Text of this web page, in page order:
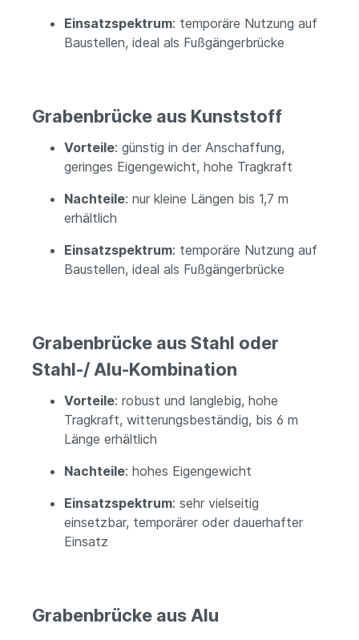
Einsatzspektrum: temporäre Nutzung auf
Baustellen, ideal als Fußgängerbrücke
Grabenbrücke aus Kunststoff
Vorteile: günstig in der Anschaffung,
geringes Eigengewicht, hohe Tragkraft
Nachteile: nur kleine Längen bis 1,7 m
erhältlich
Einsatzspektrum: temporäre Nutzung auf
Baustellen, ideal als Fußgängerbrücke
Grabenbrücke aus Stahl oder
Stahl-/ Alu-Kombination
Vorteile: robust und langlebig, hohe
Tragkraft, witterungsbeständig, bis 6 m
Länge erhältlich
Nachteile: hohes Eigengewicht
Einsatzspektrum: sehr vielseitig
einsetzbar, temporärer oder dauerhafter
Einsatz
Grabenbrücke aus Alu